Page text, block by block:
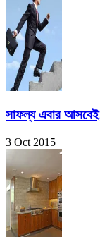
সাফল্য এবার
3 Oct 2015